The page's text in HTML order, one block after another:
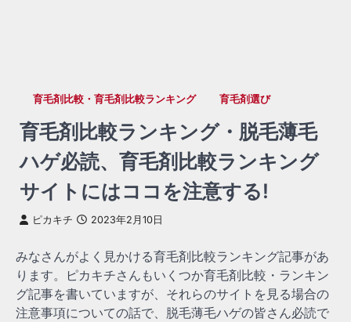
育毛剤比較・育毛剤比較ランキング 育毛剤選び
育毛剤比較ランキング・脱毛薄毛
ハゲ必読、育毛剤比較ランキング
サイトにはココを注意する!
ピカキチ 2023年2月10日
みなさんがよく見かける育毛剤比較ランキング記事があ
ります。ピカキチさんもいくつか育毛剤比較・ランキン
グ記事を書いていますが、それらのサイトを見る場合の
注意事項についての話で、脱毛薄毛ハゲの皆さん必読で